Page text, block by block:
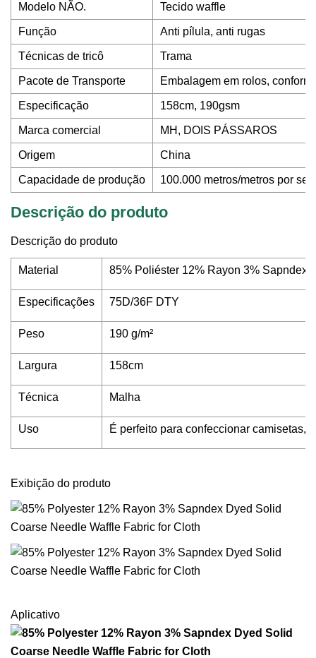
Modelo NÃO. Tecido waffle
Função Anti pílula, anti rugas
Técnicas de tricô Trama
Pacote de Transporte Embalagem em rolos,
Especificação 158cm, 190gsm
Marca comercial MH, DOIS PÁSSAROS
Origem China
Capacidade de produção 100.000 metros/metros por
Descrição do produto
Descrição do produto
Material 85% Poliéster 12% Rayon 3% Sapndex
Especificações 75D/36F DTY
Peso 190 g/m²
Largura 158cm
Técnica Malha
Uso É perfeito para confeccionar camisetas,
Exibição do produto
Aplicativo